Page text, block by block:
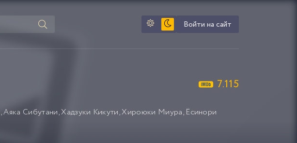
Войти на сайт
7.115
,Аяка Сибутани,Хадзуки Кикути,Хироюки Миура, Ёсинори